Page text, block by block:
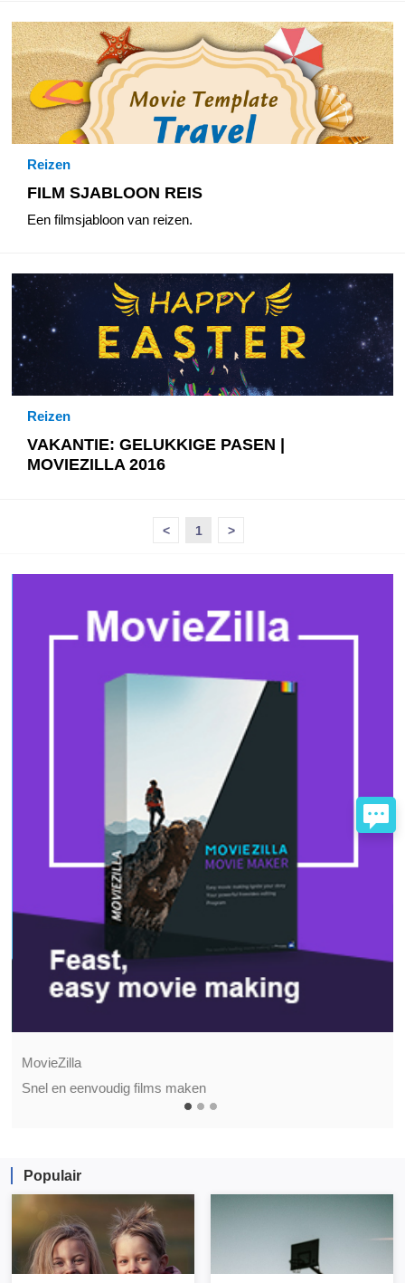
Reizen
FILM SJABLOON REIS
Een filmsjabloon van reizen.
Reizen
VAKANTIE: GELUKKIGE PASEN |
MOVIEZILLA 2016
< 1 >
MovieZilla
Snel en eenvoudig films maken
Populair